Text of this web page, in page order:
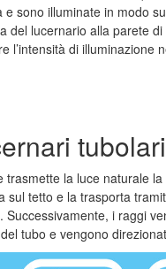
e sono illuminate in modo
del lucernario alla parete
l’intensità di illuminazione
trasmette la luce naturale
sul tetto e la trasporta
Successivamente, i raggi
tubo e vengono